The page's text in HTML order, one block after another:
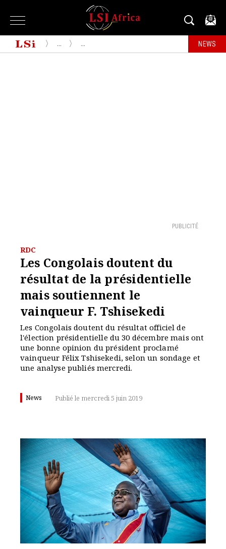
NEWS
PUBLICITÉ
RDC
Les Congolais doutent du
résultat de la présidentielle
mais soutiennent le
vainqueur F. Tshisekedi
Les Congolais doutent du résultat officiel de
l'élection présidentielle du 30 décembre mais ont
une bonne opinion du président proclamé
vainqueur Félix Tshisekedi, selon un sondage et
une analyse publiés mercredi.
News Publié le mercredi 5 juin 2019